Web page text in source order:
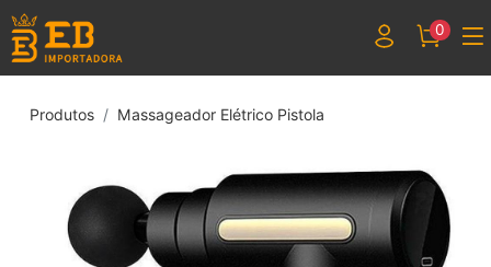
0
Produtos Massageador Elétrico Pistola